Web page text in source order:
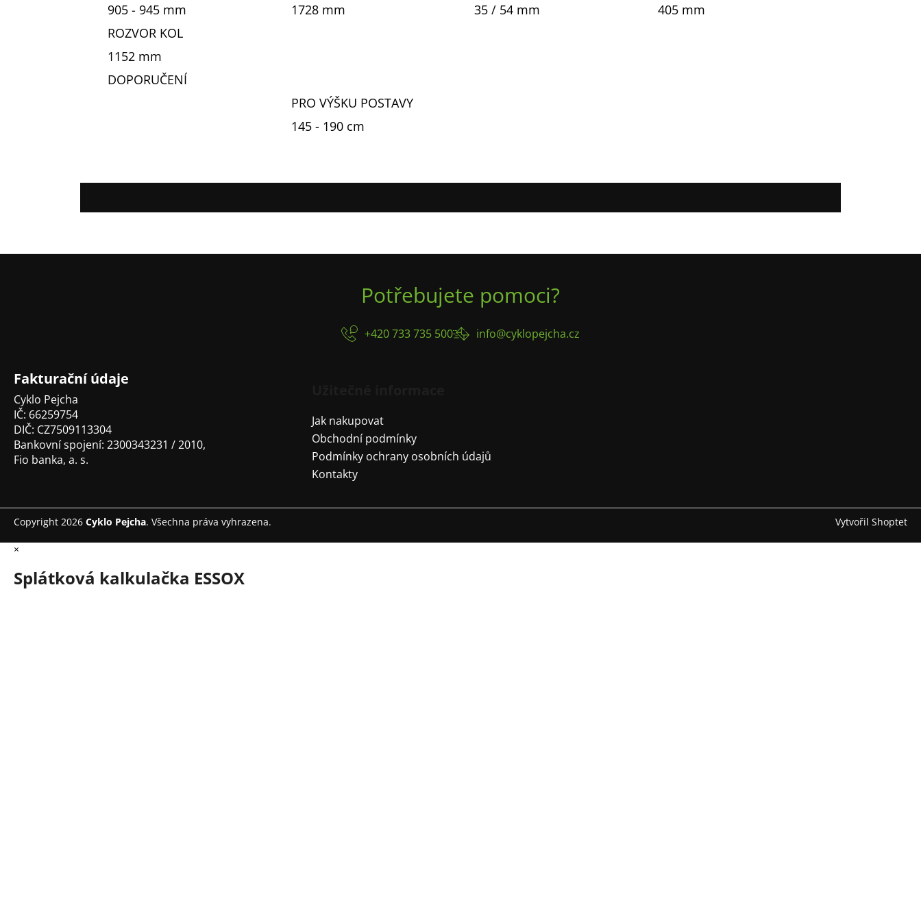
905 - 945 mm
1728 mm
35 / 54 mm
405 mm
ROZVOR KOL
1152 mm
DOPORUČENÍ
PRO VÝŠKU POSTAVY
145 - 190 cm
Z
Potřebujete pomoci?
+420 733 735 500 info@cyklopejcha.cz
Fakturační údaje
Cyklo Pejcha
IČ: 66259754
DIČ: CZ7509113304
Bankovní spojení: 2300343231 / 2010,
Fio banka, a. s.
Jak nakupovat
Obchodní podmínky
Podmínky ochrany osobních údajů
Kontakty
Vytvořil Shoptet
Copyright 2026 Cyklo Pejcha. Všechna práva vyhrazena.
×
Splátková kalkulačka ESSOX